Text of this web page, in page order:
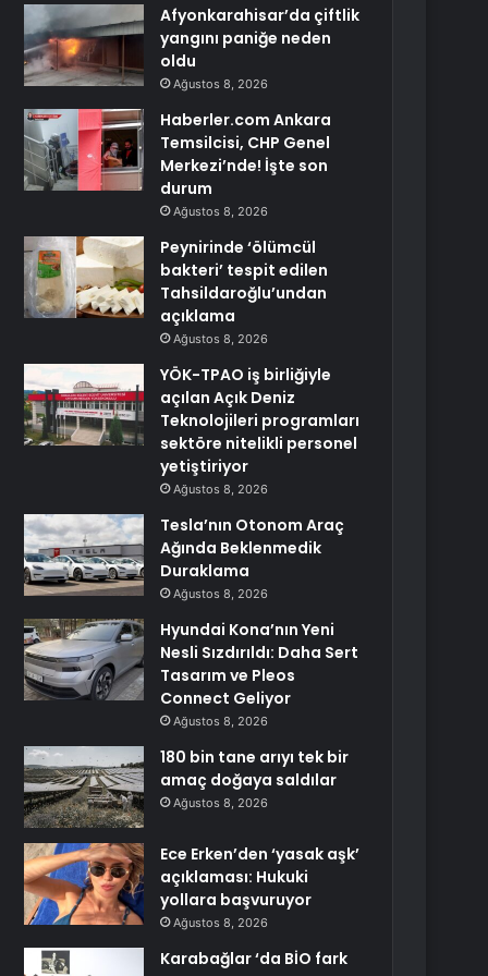
Afyonkarahisar’da çiftlik
yangını paniğe neden
oldu
Ağustos 8, 2026
Haberler.com Ankara
Temsilcisi, CHP Genel
Merkezi’nde! İşte son
durum
Ağustos 8, 2026
Peynirinde ‘ölümcül
bakteri’ tespit edilen
Tahsildaroğlu’undan
açıklama
Ağustos 8, 2026
YÖK-TPAO iş birliğiyle
açılan Açık Deniz
Teknolojileri programları
sektöre nitelikli personel
yetiştiriyor
Ağustos 8, 2026
Tesla’nın Otonom Araç
Ağında Beklenmedik
Duraklama
Ağustos 8, 2026
Hyundai Kona’nın Yeni
Nesli Sızdırıldı: Daha Sert
Tasarım ve Pleos
Connect Geliyor
Ağustos 8, 2026
180 bin tane arıyı tek bir
amaç doğaya saldılar
Ağustos 8, 2026
Ece Erken’den ‘yasak aşk’
açıklaması: Hukuki
yollara başvuruyor
Ağustos 8, 2026
Karabağlar ‘da BİO fark